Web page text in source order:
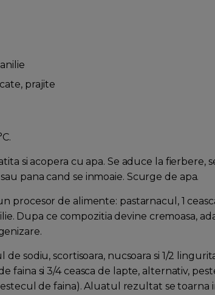
prajite
si acopera cu apa. Se aduce la fierbere,
pana cand se inmoaie. Scurge de apa.
procesor de alimente: pastarnacul, 1
Dupa ce compozitia devine cremoasa,
de sodiu, scortisoara, nucsoara si 1/2
faina si 3/4 ceasca de lapte, alternativ,
de faina). Aluatul rezultat se